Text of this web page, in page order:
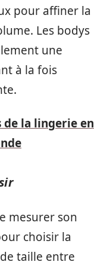
pour affiner la
Les bodys
une
à la fois
de la lingerie en
mesurer son
choisir la
taille entre